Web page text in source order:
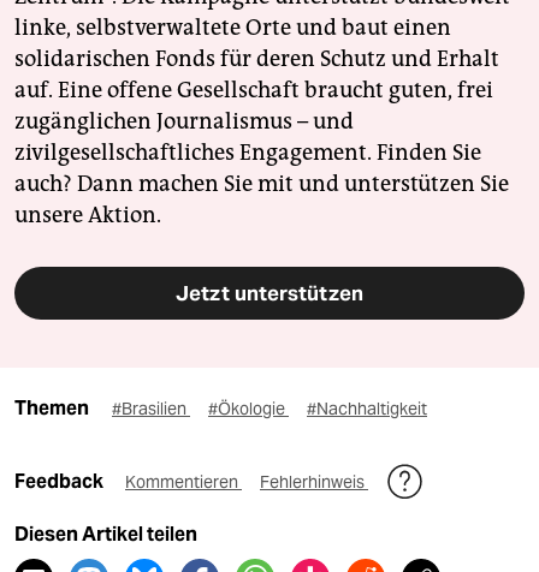
linke, selbstverwaltete Orte und baut einen
solidarischen Fonds für deren Schutz und Erhalt
auf. Eine offene Gesellschaft braucht guten, frei
zugänglichen Journalismus – und
zivilgesellschaftliches Engagement. Finden Sie
auch? Dann machen Sie mit und unterstützen Sie
unsere Aktion.
Jetzt unterstützen
Themen #Brasilien #Ökologie #Nachhaltigkeit
Feedback Kommentieren Fehlerhinweis
Diesen Artikel teilen